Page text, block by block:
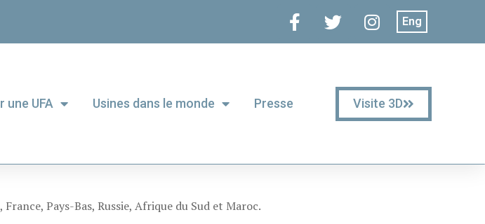
Eng
une UFA Usines dans le monde Presse Visite 3D
Pays-Bas, Russie, Afrique du Sud et Maroc.